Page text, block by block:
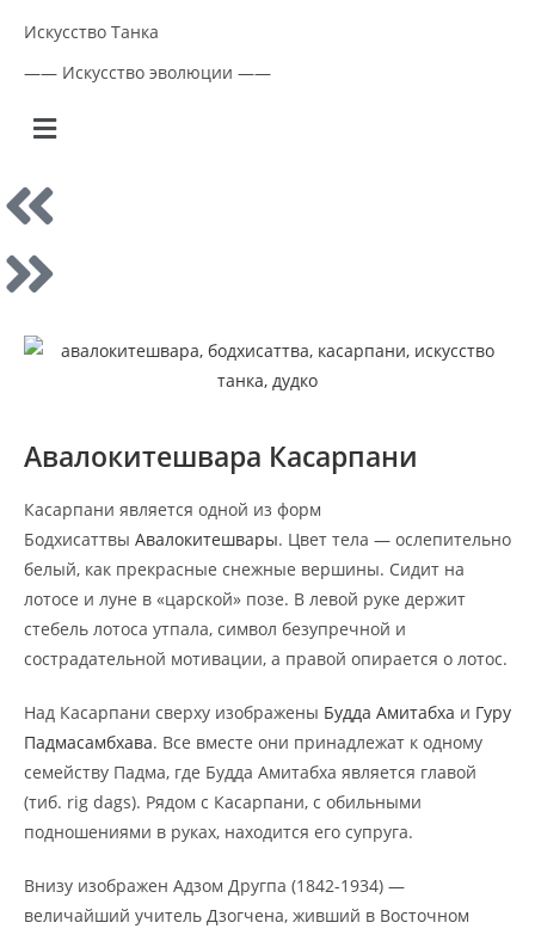
Искусство Танка
—— Искусство эволюции ——
Авалокитешвара Касарпани
Касарпани является одной из форм
Бодхисаттвы Авалокитешвары. Цвет тела — ослепительно
белый, как прекрасные снежные вершины. Сидит на
лотосе и луне в «царской» позе. В левой руке держит
стебель лотоса утпала, символ безупречной и
сострадательной мотивации, а правой опирается о лотос.
Над Касарпани сверху изображены Будда Амитабха и Гуру
Падмасамбхава. Все вместе они принадлежат к одному
семейству Падма, где Будда Амитабха является главой
(тиб. rig dags). Рядом с Касарпани, с обильными
подношениями в руках, находится его супруга.
Внизу изображен Адзом Другпа (1842-1934) —
величайший учитель Дзогчена, живший в Восточном